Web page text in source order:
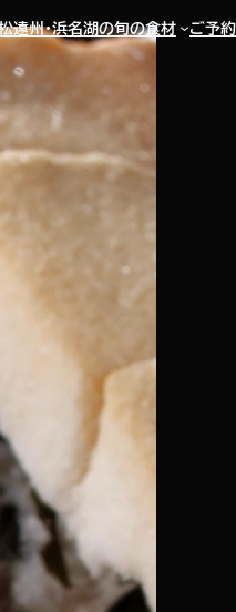
遠州・浜名湖の旬の食材 ご予約